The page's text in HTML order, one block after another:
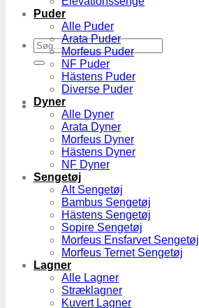
Søg
efter:
Puder
Alle Puder
Arata Puder
Morfeus Puder
NF Puder
Hästens Puder
Diverse Puder
Dyner
Alle Dyner
Arata Dyner
Morfeus Dyner
Hästens Dyner
NF Dyner
Sengetøj
Alt Sengetøj
Bambus Sengetøj
Hästens Sengetøj
Sopire Sengetøj
Morfeus Ensfarvet Sengetøj
Morfeus Ternet Sengetøj
Lagner
Alle Lagner
Stræklagner
Kuvert Lagner